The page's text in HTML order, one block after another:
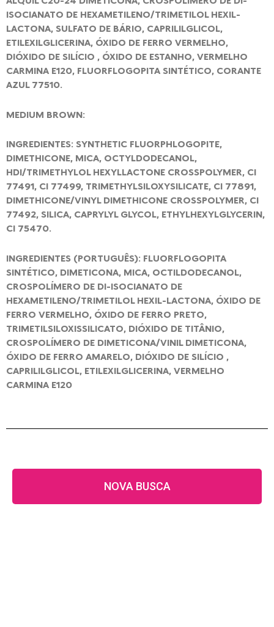
ISOCIANATO DE HEXAMETILENO/TRIMETILOL HEXIL-
LACTONA, SULFATO DE BÁRIO, CAPRILILGLICOL,
ETILEXILGLICERINA, ÓXIDO DE FERRO VERMELHO,
DIÓXIDO DE SILÍCIO , ÓXIDO DE ESTANHO, VERMELHO
CARMINA E120, FLUORFLOGOPITA SINTÉTICO, CORANTE
AZUL 77510.
MEDIUM BROWN:
INGREDIENTES: SYNTHETIC FLUORPHLOGOPITE,
DIMETHICONE, MICA, OCTYLDODECANOL,
HDI/TRIMETHYLOL HEXYLLACTONE CROSSPOLYMER, CI
77491, CI 77499, TRIMETHYLSILOXYSILICATE, CI 77891,
DIMETHICONE/VINYL DIMETHICONE CROSSPOLYMER, CI
77492, SILICA, CAPRYLYL GLYCOL, ETHYLHEXYLGLYCERIN,
CI 75470.
INGREDIENTES (PORTUGUÊS): FLUORFLOGOPITA
SINTÉTICO, DIMETICONA, MICA, OCTILDODECANOL,
CROSPOLÍMERO DE DI-ISOCIANATO DE
HEXAMETILENO/TRIMETILOL HEXIL-LACTONA, ÓXIDO DE
FERRO VERMELHO, ÓXIDO DE FERRO PRETO,
TRIMETILSILOXISSILICATO, DIÓXIDO DE TITÂNIO,
CROSPOLÍMERO DE DIMETICONA/VINIL DIMETICONA,
ÓXIDO DE FERRO AMARELO, DIÓXIDO DE SILÍCIO ,
CAPRILILGLICOL, ETILEXILGLICERINA, VERMELHO
CARMINA E120
NOVA BUSCA